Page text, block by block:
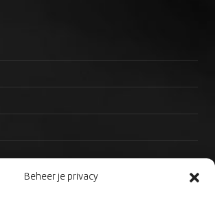
Beheer je privacy